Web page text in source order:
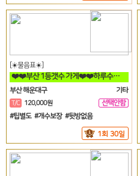
[☀️물음표☀️]
❤️❤️부산 1등갯수 가게❤️❤️하루수입 고수익 가능❤️❤️
부산 해운대구
기타
T/C 120,000원
선택안함
일
#팁별도 #개수보장 #뒷방없음
1회 30일